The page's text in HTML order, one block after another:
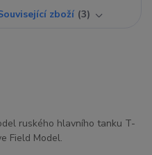
zboží 3
ruského hlavního tanku T-
Field Model.